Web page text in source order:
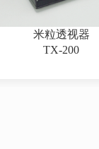
米粒透视器
TX-200